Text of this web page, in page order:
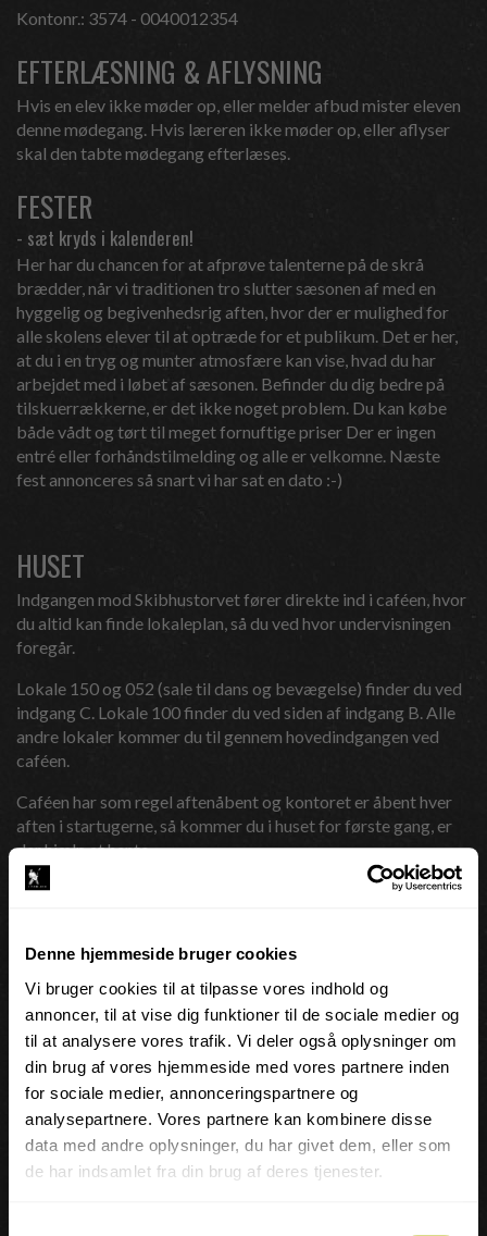
Denne hjemmeside bruger cookies
Vi bruger cookies til at tilpasse vores indhold og
annoncer, til at vise dig funktioner til de sociale medier og
til at analysere vores trafik. Vi deler også oplysninger om
din brug af vores hjemmeside med vores partnere inden
for sociale medier, annonceringspartnere og
analysepartnere. Vores partnere kan kombinere disse
data med andre oplysninger, du har givet dem, eller som
de har indsamlet fra din brug af deres tjenester.
Kontonr.: 3574 - 0040012354
EFTERLÆSNING & AFLYSNING
Hvis en elev ikke møder op, eller melder afbud mister eleven
denne mødegang. Hvis læreren ikke møder op, eller aflyser
skal den tabte mødegang efterlæses.
FESTER
- sæt kryds i kalenderen!
Her har du chancen for at afprøve talenterne på de skrå
brædder, når vi traditionen tro slutter sæsonen af med en
hyggelig og begivenhedsrig aften, hvor der er mulighed for
alle skolens elever til at optræde for et publikum. Det er her,
at du i en tryg og munter atmosfære kan vise, hvad du har
arbejdet med i løbet af sæsonen. Befinder du dig bedre på
tilskuerrækkerne, er det ikke noget problem. Du kan købe
både vådt og tørt til meget fornuftige priser Der er ingen
entré eller forhåndstilmelding og alle er velkomne. Næste
fest annonceres så snart vi har sat en dato :-)
HUSET
Indgangen mod Skibhustorvet fører direkte ind i caféen, hvor
du altid kan finde lokaleplan, så du ved hvor undervisningen
foregår.
Lokale 150 og 052 (sale til dans og bevægelse) finder du ved
indgang C. Lokale 100 finder du ved siden af indgang B. Alle
andre lokaler kommer du til gennem hovedindgangen ved
caféen.
Caféen har som regel aftenåbent og kontoret er åbent hver
aften i startugerne, så kommer du i huset for første gang, er
der hjælp at hente.
KLAGER
hos os, bedes du henvende dig til skolen på mail:
ms@1748.dk
Hvis ikke dette er tilfredsstillende har du mulighed for at
indgive en klage til Center for Klageløsning her.
Europa-Kommissionens online klageportal kan også
anvendes ved indgivelse af en klage. Klagen indgives her
Online Dispute Resolution
Ved indgivelse af en klage skal du oplyse vores e-mail adresse